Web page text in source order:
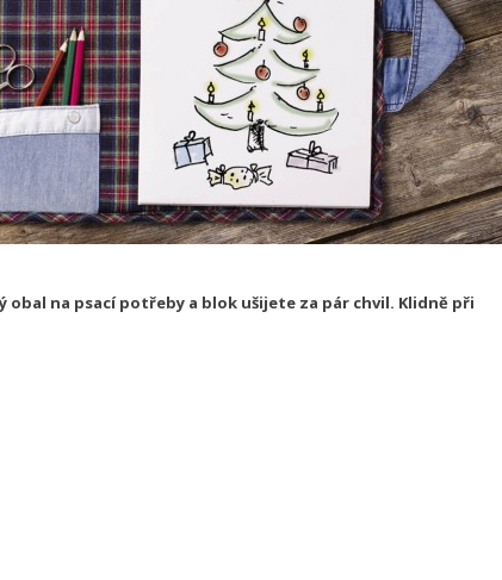
na psací potřeby a blok ušijete za pár chvil. Klidně při